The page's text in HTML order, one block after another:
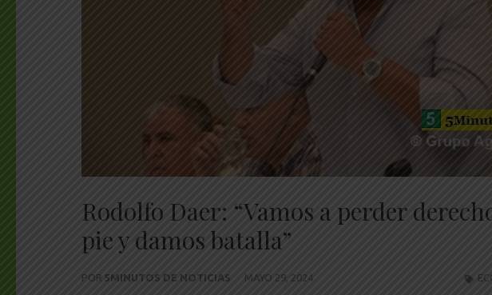
Rodolfo Daer: “Vamos a perder
pie y damos batalla”
POR 5MINUTOS DE NOTICIAS MAYO 29, 2024